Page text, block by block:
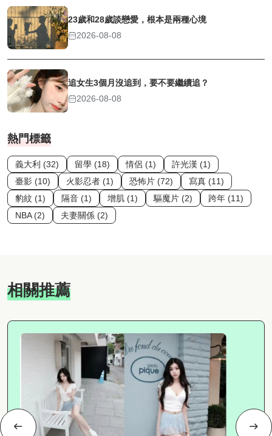
23歲和28歲談戀愛，根本是兩種心境
2026-08-08
追女生3個月沒追到，要不要繼續追？
2026-08-08
熱門標籤
義大利 (32) 留學 (18) 情侶 (1)
許光漢 (1)
臺影 (10)
火影忍者 (1) 恐怖片 (72)
寫真 (11)
豹紋 (1)
隔音 (1) 增肌 (1) 驅魔片 (2)
跨年 (11)
NBA (2)
夫妻關係 (2)
相關推薦